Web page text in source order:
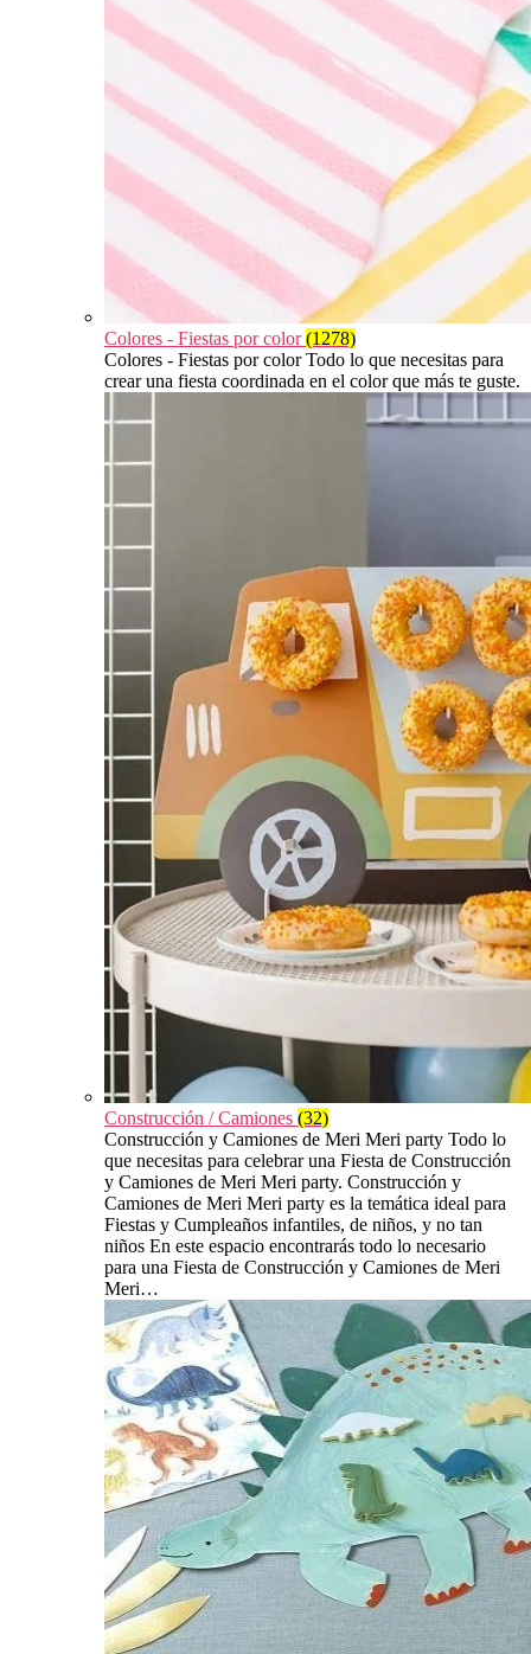
Colores - Fiestas por color(1278)
Colores - Fiestas por color Todo lo que necesitas para
crear una fiesta coordinada en el color que más te guste.
Construcción / Camiones (32)
Construcción y Camiones de Meri Meri party Todo lo
que necesitas para celebrar una Fiesta de Construcción
y Camiones de Meri Meri party. Construcción y
Camiones de Meri Meri party es la temática ideal para
Fiestas y Cumpleaños infantiles, de niños, y no tan
niños En este espacio encontrarás todo lo necesario
para una Fiesta de Construcción y Camiones de Meri
Meri…